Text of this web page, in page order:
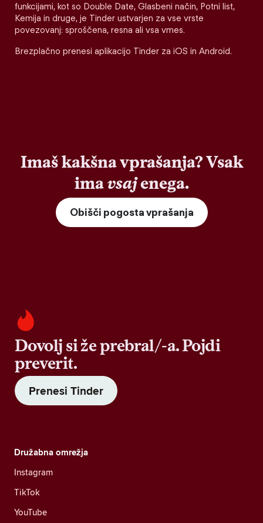
funkcijami, kot so Double Date, Glasbeni način, Potni list,
Kemija in druge, je Tinder ustvarjen za vse vrste
povezovanj: sproščena, resna ali vsa vmes.
Brezplačno prenesi aplikacijo Tinder za iOS in Android.
Imaš kakšna vprašanja? Vsak
imavsajenega.
Obišči pogosta vprašanja
Dovolj si že prebral/-a. Pojdi
preverit.
Prenesi Tinder
Družabna omrežja
Instagram
TikTok
YouTube